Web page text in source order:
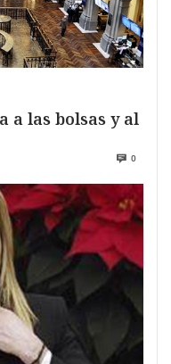
a las bolsas y al
0